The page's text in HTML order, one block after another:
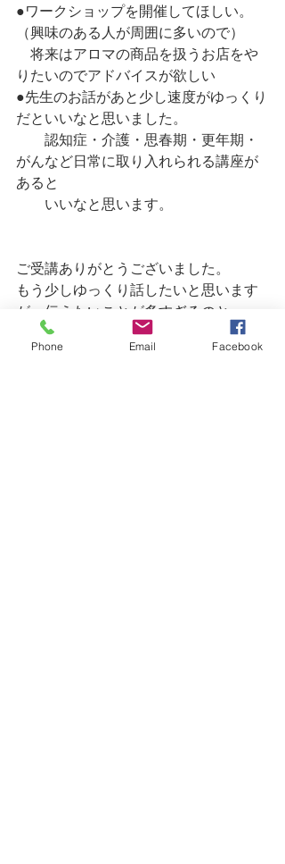
●ワークショップを開催してほしい。
（興味のある人が周囲に多いので）
将来はアロマの商品を扱うお店をや
りたいのでアドバイスが欲しい
●先生のお話があと少し速度がゆっくり
だといいなと思いました。
認知症・介護・思春期・更年期・
がんなど日常に取り入れられる講座が
あると
いいなと思います。
ご受講ありがとうございました。
もう少しゆっくり話したいと思います
が、伝えたいことが多すぎるのと、
せっかちな性格で、おそらく無理だと
思うので　、
Phone Email Facebook